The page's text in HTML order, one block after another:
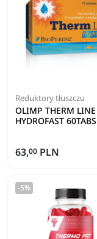
Reduktory tłuszczu
OLIMP THERM LINE
HYDROFAST 60TABS
63,00 PLN
-5%